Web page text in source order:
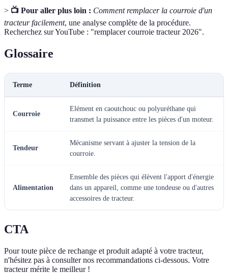
> 📺 Pour aller plus loin : Comment remplacer la courroie d'un
tracteur facilement, une analyse complète de la procédure.
Recherchez sur YouTube : "remplacer courroie tracteur 2026".
Glossaire
Terme Définition
Courroie
Elément en caoutchouc ou polyuréthane qui
transmet la puissance entre les pièces d'un moteur.
Tendeur
Mécanisme servant à ajuster la tension de la
courroie.
Alimentation
Ensemble des pièces qui élèvent l'apport d'énergie
dans un appareil, comme une tondeuse ou d'autres
accessoires de tracteur.
CTA
Pour toute pièce de rechange et produit adapté à votre tracteur,
n'hésitez pas à consulter nos recommandations ci-dessous. Votre
tracteur mérite le meilleur !